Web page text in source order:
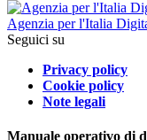
Agenzia per l'Italia
Seguici su
Privacy policy
Cookie policy
Note legali
Manuale operativo di